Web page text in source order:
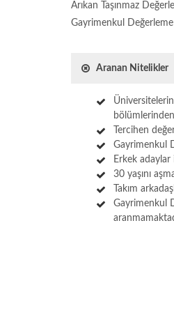
Arıkan Taşınmaz
Gayrimenkul Değerleme
Aranan Nitelikler
Tercihen
Gayrimenkul
Erkek
30 yaşını
Takım
Gayrimenkul